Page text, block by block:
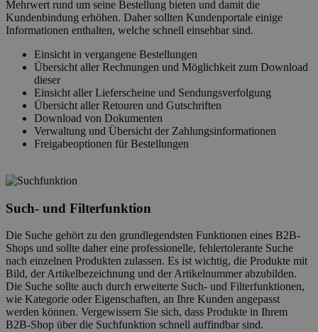
Mehrwert rund um seine Bestellung bieten und damit die
Kundenbindung erhöhen. Daher sollten Kundenportale einige
Informationen enthalten, welche schnell einsehbar sind.
Einsicht in vergangene Bestellungen
Übersicht aller Rechnungen und Möglichkeit zum Download
dieser
Einsicht aller Lieferscheine und Sendungsverfolgung
Übersicht aller Retouren und Gutschriften
Download von Dokumenten
Verwaltung und Übersicht der Zahlungsinformationen
Freigabeoptionen für Bestellungen
Such- und Filterfunktion
Die Suche gehört zu den grundlegendsten Funktionen eines B2B-
Shops und sollte daher eine professionelle, fehlertolerante Suche
nach einzelnen Produkten zulassen. Es ist wichtig, die Produkte mit
Bild, der Artikelbezeichnung und der Artikelnummer abzubilden.
Die Suche sollte auch durch erweiterte Such- und Filterfunktionen,
wie Kategorie oder Eigenschaften, an Ihre Kunden angepasst
werden können. Vergewissern Sie sich, dass Produkte in Ihrem
B2B-Shop über die Suchfunktion schnell auffindbar sind.